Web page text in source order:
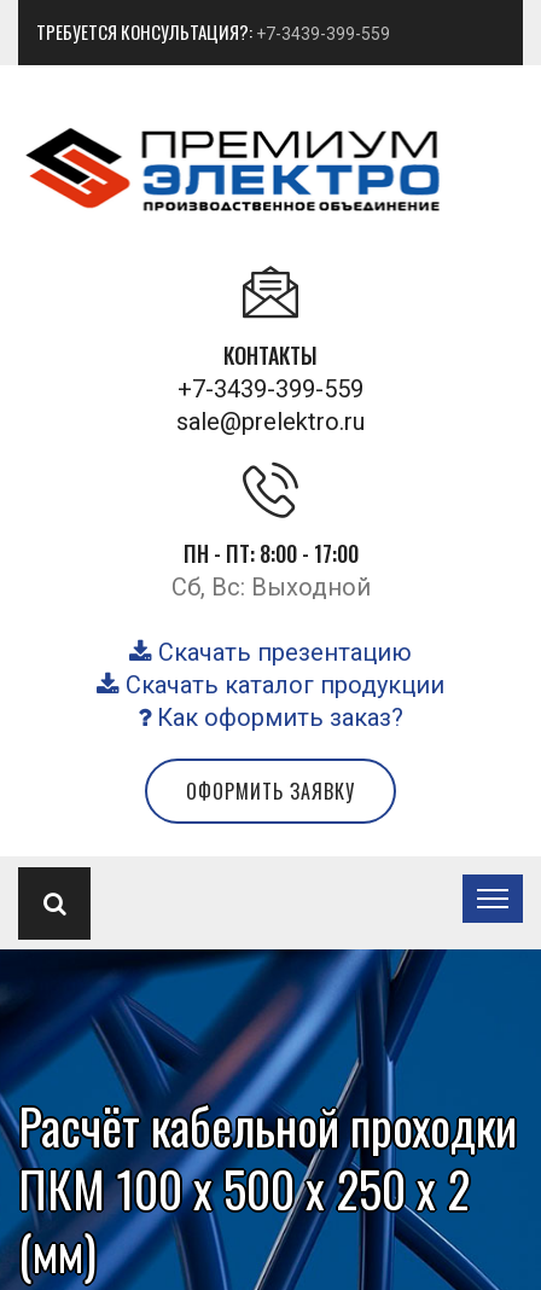
ТРЕБУЕТСЯ КОНСУЛЬТАЦИЯ?: +7-3439-399-559
КОНТАКТЫ
+7-3439-399-559
sale@prelektro.ru
ПН - ПТ: 8:00 - 17:00
Сб, Вс: Выходной
Скачать презентацию
Скачать каталог продукции
Как оформить заказ?
ОФОРМИТЬ ЗАЯВКУ
Расчёт кабельной проходки
ПКМ 100 x 500 x 250 x 2
(мм)